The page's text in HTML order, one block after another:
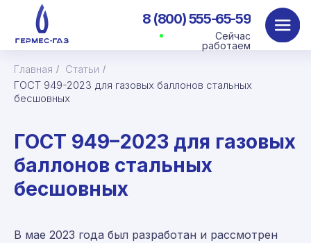
8 (800) 555-65-59
Сейчас
работаем
Главная / Статьи /
ГОСТ 949-2023 для газовых баллонов стальных
бесшовных
ГОСТ 949–2023 для газовых
баллонов стальных
бесшовных
В мае 2023 года был разработан и рассмотрен